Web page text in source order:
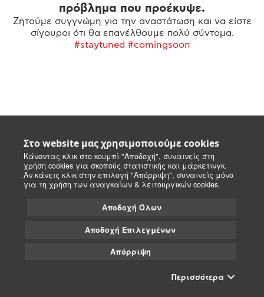
Στο website μας χρησιμοποιούμε cookies
Κάνοντας κλικ στο κουμπί "Αποδοχή", συναινείς στη
χρήση cookies για σκοπούς στατιστικής και μάρκετινγκ.
Αν κάνεις κλικ στην επιλογή "Απόρριψη", συναινείς μόνο
για τη χρήση των αναγκαίων & λειτουργικών cookies.
Αποδοχή Όλων
Αποδοχή Επιλεγμένων
Απόρριψη
Περισσότερα
πρόβλημα που προέκυψε.
Ζητούμε συγγνώμη για την αναστάτωση και να είστε
σίγουροι ότι θα επανέλθουμε πολύ σύντομα.
#staytuned #comingsoon